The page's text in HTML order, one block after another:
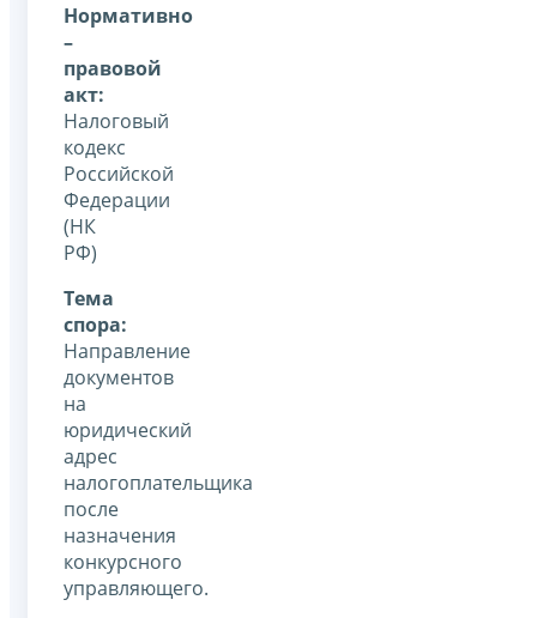
Нормативно
–
правовой
акт:
Налоговый
кодекс
Российской
Федерации
(НК
РФ)
Тема
спора:
Направление
документов
на
юридический
адрес
налогоплательщика
после
назначения
конкурсного
управляющего.